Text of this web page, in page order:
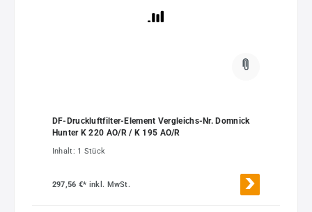
DF-Druckluftfilter-Element Vergleichs-Nr. Domnick
Hunter K 220 AO/R / K 195 AO/R
Inhalt: 1 Stück
297,56 €* inkl. MwSt.